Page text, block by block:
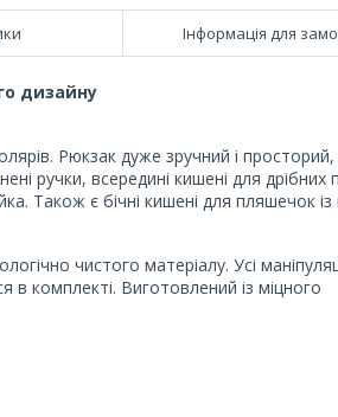
Інформація для
дизайну
Рюкзак дуже зручний і
ручки, всередині кишені для дрібних
Також є бічні кишені для пляшечок
чистого матеріалу. Усі
в комплекті. Виготовлений із міцного